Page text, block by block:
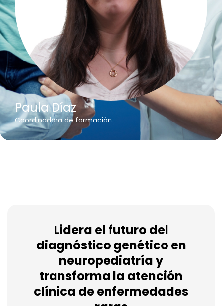
Paula Díaz
Coordinadora de formación
Lidera el futuro del
diagnóstico genético en
neuropediatría y
transforma la atención
clínica de enfermedades